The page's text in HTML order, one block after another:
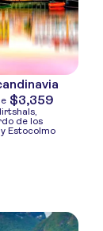
$3,359
de los
Estocolmo